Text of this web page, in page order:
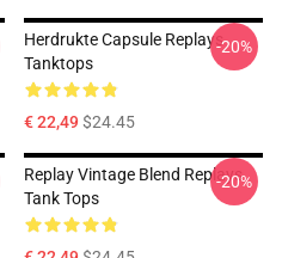
Herdrukte Capsule Replays
Tanktops
€ 22,49$24.45
-20%
Replay Vintage Blend Replays
Tank Tops
-20%